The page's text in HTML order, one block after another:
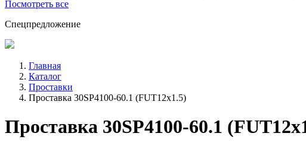
Посмотреть все
Спецпредложение
Главная
Каталог
Проставки
Проставка 30SP4100-60.1 (FUT12x1.5)
Проставка 30SP4100-60.1